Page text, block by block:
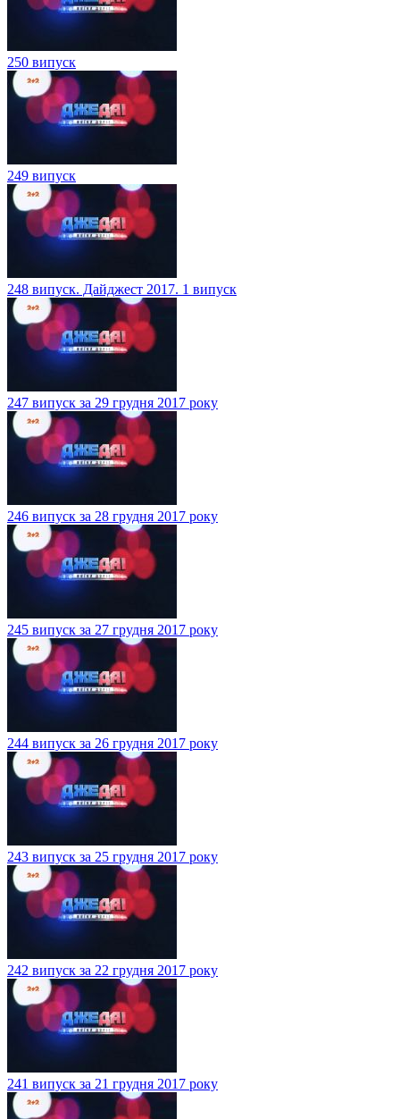
250 випуск
249 випуск
248 випуск. Дайджест 2017. 1 випуск
247 випуск за 29 грудня 2017 року
246 випуск за 28 грудня 2017 року
245 випуск за 27 грудня 2017 року
244 випуск за 26 грудня 2017 року
243 випуск за 25 грудня 2017 року
242 випуск за 22 грудня 2017 року
241 випуск за 21 грудня 2017 року